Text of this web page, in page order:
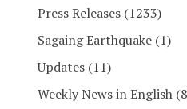
Press Releases (1233)
Sagaing Earthquake (1)
Updates (11)
Weekly News in English